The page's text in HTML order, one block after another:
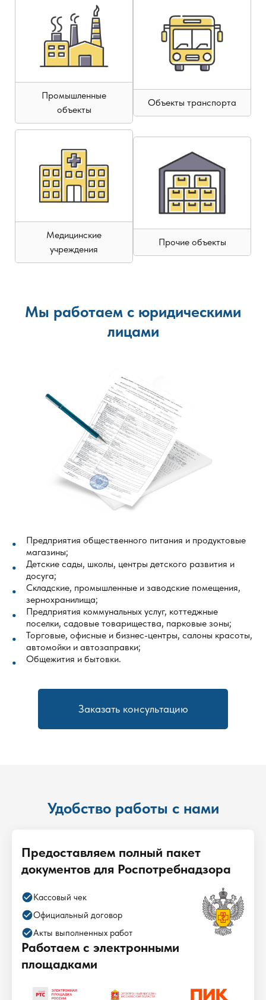
Промышленные
объекты
Объекты транспорта
Медицинские
учреждения
Прочие объекты
Мы работаем с юридическими
лицами
Предприятия общественного питания и продуктовые
магазины;
Детские сады, школы, центры детского развития и
досуга;
Складские, промышленные и заводские помещения,
зернохранилища;
Предприятия коммунальных услуг, коттеджные
поселки, садовые товарищества, парковые зоны;
Торговые, офисные и бизнес-центры, салоны красоты,
автомойки и автозаправки;
Общежития и бытовки.
Заказать консультацию
Удобство работы с нами
Предоставляем полный пакет
документов для Роспотребнадзора
check_circleКассовый чек
check_circleОфициальный договор
check_circleАкты выполненных работ
Работаем с электронными
площадками